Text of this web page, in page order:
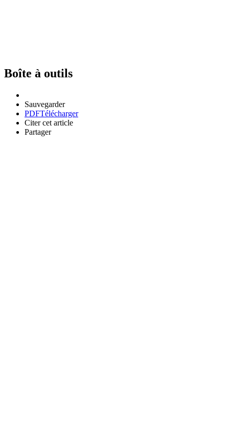
Boîte à outils
Sauvegarder
PDFTélécharger
Citer cet article
Partager